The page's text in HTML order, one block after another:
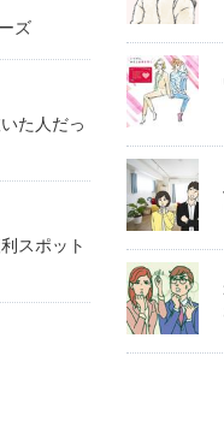
ズ
た人だっ
スポット